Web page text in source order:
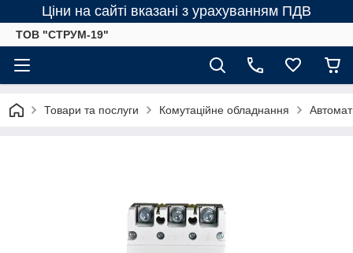
Ціни на сайті вказані з урахуванням ПДВ
ТОВ "СТРУМ-19"
Товари та послуги Комутаційне обладнання